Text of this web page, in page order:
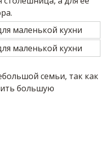
семьи, так как
большую